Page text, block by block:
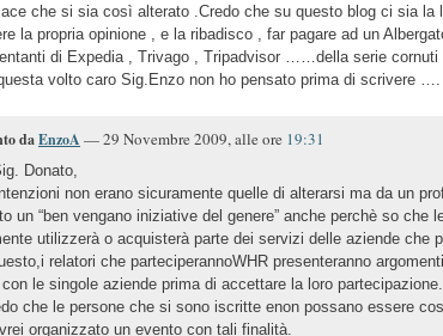
che si sia così alterato .Credo che su questo blog ci sia la
la propria opinione , e la ribadisco , far pagare ad un
di Expedia , Trivago , Tripadvisor ……della serie cornuti
volto caro Sig.Enzo non ho pensato prima di scrivere ….
daEnzoA — 29 Novembre 2009, alle ore 19:31
Donato,
non erano sicuramente quelle di alterarsi ma da un
un “ben vengano iniziative del genere” anche perchè so che
utilizzerà o acquisterà parte dei servizi delle aziende che
relatori che parteciperannoWHR presenteranno
le singole aziende prima di accettare la loro partecipazione.
che le persone che si sono iscritte enon possano essere
organizzato un evento con tali finalità.